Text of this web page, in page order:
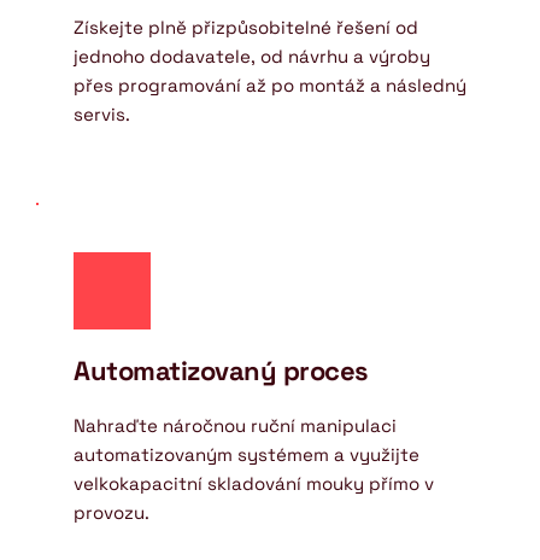
Získejte plně přizpůsobitelné řešení od
jednoho dodavatele, od návrhu a výroby
přes programování až po montáž a následný
servis.
Automatizovaný proces
Nahraďte náročnou ruční manipulaci
automatizovaným systémem a využijte
velkokapacitní skladování mouky přímo v
provozu.